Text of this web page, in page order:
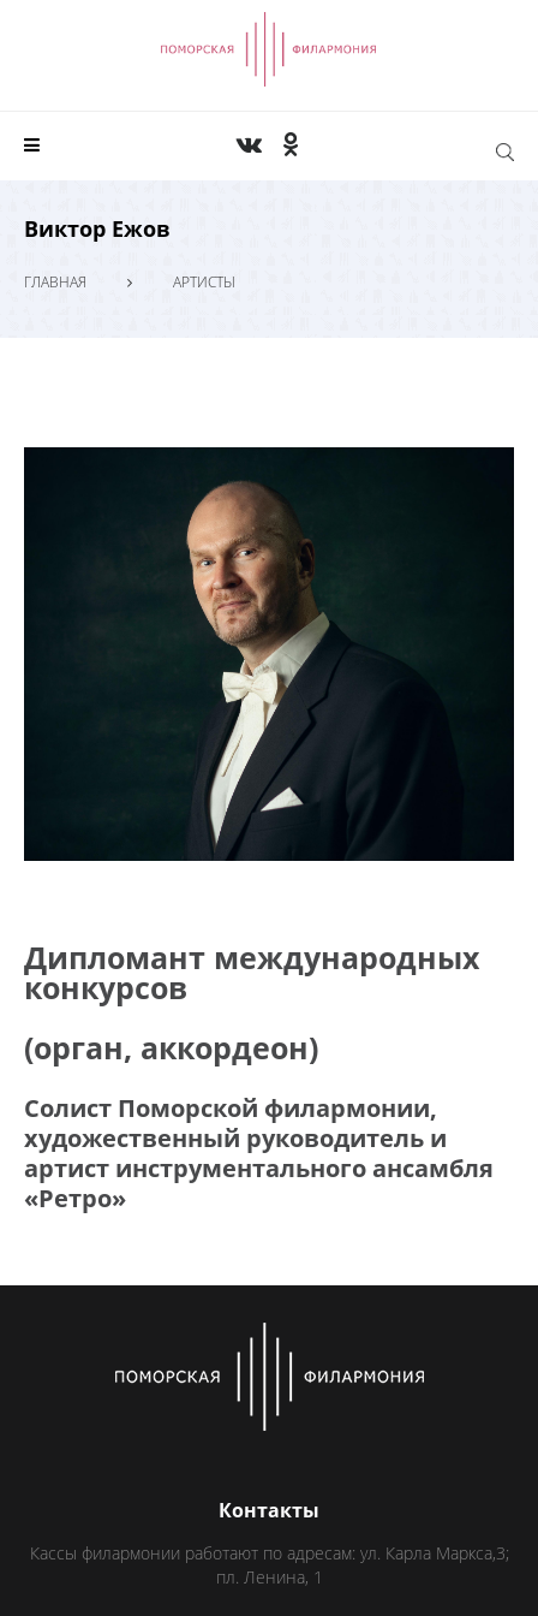
Виктор Ежов
ГЛАВНАЯ АРТИСТЫ
Дипломант международных
конкурсов
(орган, аккордеон)
Солист Поморской филармонии,
художественный руководитель и
артист инструментального ансамбля
«Ретро»
Контакты
Кассы филармонии работают по адресам: ул. Карла Маркса,3;
пл. Ленина, 1